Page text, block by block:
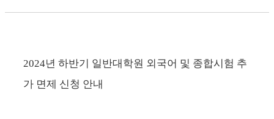
2024년 하반기 일반대학원 외국어 및 종합시험 추
가 면제 신청 안내